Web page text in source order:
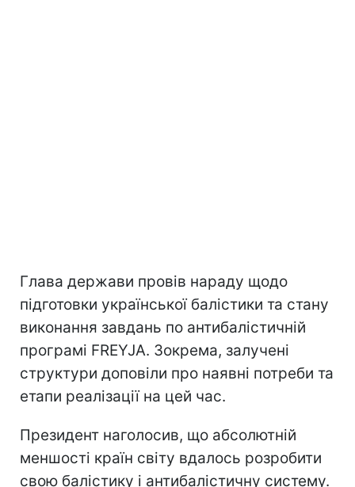
Глава держави провів нараду щодо
підготовки української балістики та стану
виконання завдань по антибалістичній
програмі FREYJA. Зокрема, залучені
структури доповіли про наявні потреби та
етапи реалізації на цей час.
Президент наголосив, що абсолютній
меншості країн світу вдалось розробити
свою балістику і антибалістичну систему.